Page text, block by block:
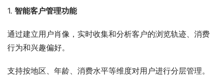
1. 智能客户管理功能
通过建立用户肖像，实时收集和分析客户的浏览轨迹、消费
行为和兴趣偏好。
支持按地区、年龄、消费水平等维度对用户进行分层管理。